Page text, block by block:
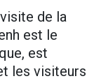
de la
est le
est
les visiteurs